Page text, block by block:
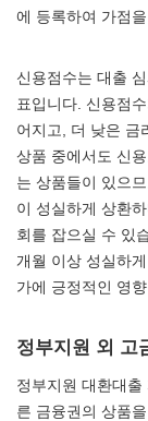
에 등록하여 가점
신용점수는 대출
표입니다. 신용점
어지고, 더 낮은 금
상품 중에서도 신
는 상품들이 있으
이 성실하게 상환
회를 잡으실 수 있
개월 이상 성실하
가에 긍정적인 영
정부지원 외 고
정부지원 대환대
른 금융권의 상품